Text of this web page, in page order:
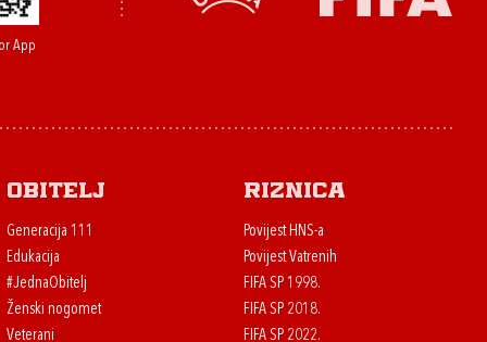
App
Obitelj
Generacija 111
Edukacija
#JednaObitelj
Ženski nogomet
Veterani
Riznica
Povijest HNS-a
Povijest Vatrenih
FIFA SP 1998.
FIFA SP 2018.
FIFA SP 2022.